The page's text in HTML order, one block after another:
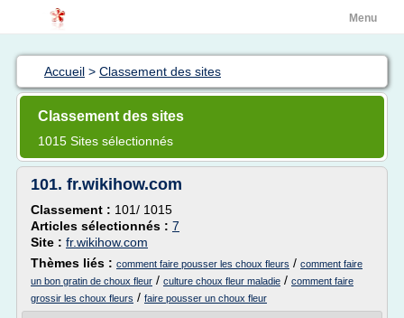
Menu
Accueil > Classement des sites
Classement des sites
1015 Sites sélectionnés
101. fr.wikihow.com
Classement : 101/ 1015
Articles sélectionnés : 7
Site : fr.wikihow.com
Thèmes liés : comment faire pousser les choux fleurs / comment faire
un bon gratin de choux fleur / culture choux fleur maladie / comment faire
grossir les choux fleurs / faire pousser un choux fleur